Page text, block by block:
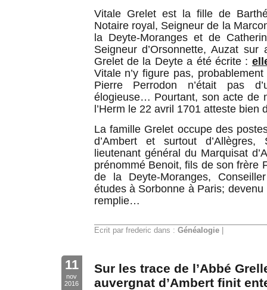
Vitale Grelet est la fille de
Notaire royal, Seigneur de la
la Deyte-Moranges et de
Seigneur d’Orsonnette, Auzat
Grelet de la Deyte a été écrite :
Vitale n’y figure pas,
Pierre Perrodon n’était pas
élogieuse… Pourtant, son acte de
l’Herm le 22 avril 1701 atteste bien
La famille Grelet occupe des
d’Ambert et surtout d’Allègres,
lieutenant général du Marquisat
prénommé Benoit, fils de son frère
de la Deyte-Moranges,
études à Sorbonne à Paris;
remplie…
Ecrit par frederic dans : Généalogie|
11
nov
2016
Sur les trace de l’Abbé
auvergnat d’Ambert finit